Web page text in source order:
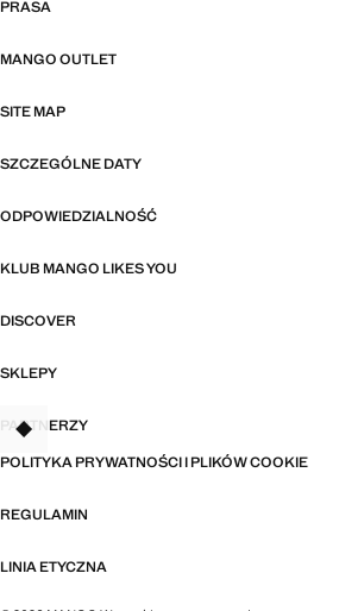
PRASA
MANGO OUTLET
SITE MAP
SZCZEGÓLNE DATY
ODPOWIEDZIALNOŚĆ
KLUB MANGO LIKES YOU
DISCOVER
SKLEPY
PARTNERZY
POLITYKA PRYWATNOŚCI I PLIKÓW COOKIE
REGULAMIN
LINIA ETYCZNA